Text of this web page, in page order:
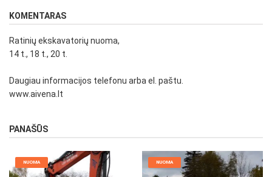
KOMENTARAS
Ratinių ekskavatorių nuoma,
14 t., 18 t., 20 t.
Daugiau informacijos telefonu arba el. paštu.
www.aivena.lt
PANAŠŪS
NUOMA NUOMA